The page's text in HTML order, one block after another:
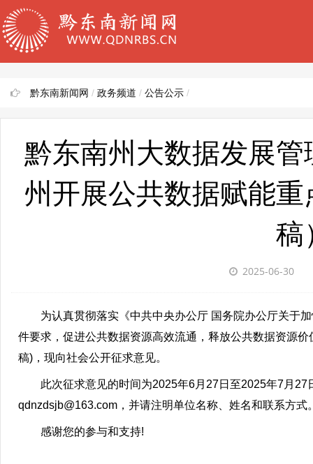
黔东南新闻网 / 政务频道 / 公告公示 /
黔东南州大数据发展
州开展公共数据赋能
稿
2025-06-30
为认真贯彻落实《中共中央办公厅 国务院办公厅关于加
件要求，促进公共数据资源高效流通，释放公共数据资源
稿)，现向社会公开征求意见。
此次征求意见的时间为2025年6月27日至2025年7月27
qdnzdsjb@163.com，并请注明单位名称、姓名和联系方式
感谢您的参与和支持!